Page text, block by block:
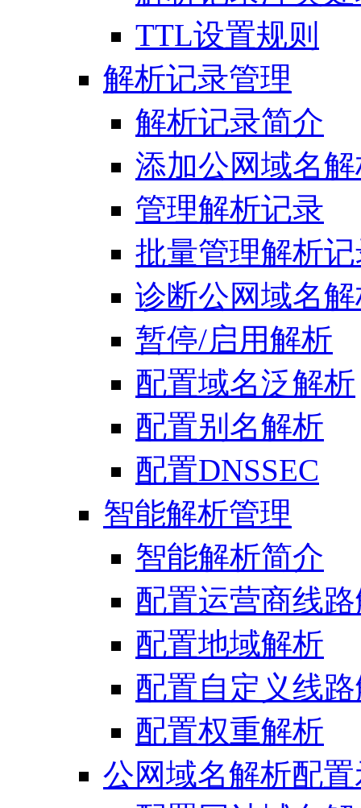
TTL设置规则
解析记录管理
解析记录简介
添加公网域名
管理解析记录
批量管理解析
诊断公网域名
暂停/启用解析
配置域名泛解析
配置别名解析
配置DNSSEC
智能解析管理
智能解析简介
配置运营商线
配置地域解析
配置自定义线
配置权重解析
公网域名解析配